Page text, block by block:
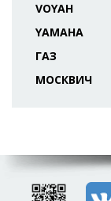
VOYAH
YAMAHA
ГАЗ
МОСКВИЧ